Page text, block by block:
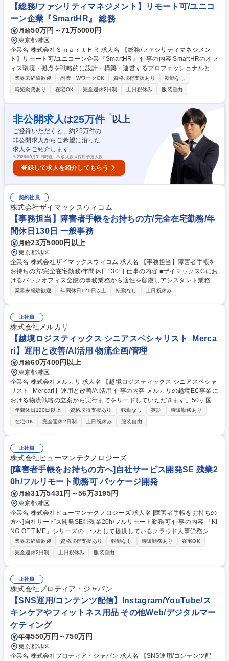
の講師による指導もあり高い合格率を記録。(2025年度は第二新卒の方も
含め、Java Bronze、Silver 100％の合格率) 募集職種 【東京】2027年4月
入社/第二新卒歓迎/未経験からITエンジニアを目指す方必見
【総務/ファシリティマネジメント】リモート可/ユニコ
ーン企業『SmartHR』 総務
月給50万円～71万5000円
東京都港区
企業名 株式会社ＳｍａｒｔＨＲ 求人名 【総務/ファシリティマネジメン
ト】リモート可/ユニコーン企業『SmartHR』 仕事の内容 SmartHRのオフ
ィス環境・拠点を戦略的に設計・構築・運営するプロフェッショナルとし
て、組織の成長に対応したファシリティマネジメントを担当します。経営
をはじめとする社内外の関係者と連携しながら、 下記業務を担っていただ
きます。 ■オフィス戦略・コンセプト設計 ■拠点構築・オフィス環境の整
備や維持 ■ビルオーナー・外部パートナーとの交渉やコスト管理 ■データ
ドリブンなワークプレイス改善 募集職種 【総務/ファシリティマネジメン
ト】リモート可/ユニコーン企業『SmartHR』
業界未経験歓迎 副業・WワークOK 資格取得支援あり
転勤なし
時短勤務あり
在宅OK 完全週休2日制 土日祝休み 服装自由
非公開求人 は25万件 ※以上
ご登録いただくと、約25万件の
非公開求人からご希望に沿った
求人をご紹介します。
※2026年3月31日時点 ※求人数＝採用予定人数
登録して求人を紹介してもらう
契約社員
株式会社ザイマックスウィコム
【事務担当】障害者手帳をお持ちの方/完全在宅勤務/年
間休日130日 一般事務
月給23万5000円以上
東京都港区
企業名 株式会社ザイマックスウィコム 求人名 【事務担当】障害者手帳を
お持ちの方/完全在宅勤務/年間休日130日 仕事の内容 ■ザイマックスGにお
けるバックオフィス全般の事務業務から適性を顧慮しアシスタント業務お
任せします。入社後はオンラインの環境下ですが丁寧に業務を教えますの
・チェック業務 ・書類整理 ・業務サポート など ※スキルやご経験、ご障
害への配慮を考慮して、人事、総務、経理、法務、営業事務などの分野か
ら特定し業務をお任せ致します。 ≪変更の範囲：会社の定める業務≫ 募
集職種 【事務担当】障害者手帳をお持ちの方/完全在宅勤務/年間休日130
日
業界未経験歓迎 年間休日120日以上 転勤なし 土日祝休み
正社員
株式会社メルカリ
【越境ロジスティックス シニアスペシャリスト_Merca
ri】運用と改善/AI活用 物流企画/管理
月給60万400円以上
東京都港区
企業名 株式会社メルカリ 求人名 【越境ロジスティックス シニアスペシャ
リスト_Mercari】運用と改善/AI活用 仕事の内容 メルカリの越境EC事業に
おける物流戦略の立案から実行までをリードしていただきます。50ヶ国展
開を見据え、既存の枠組みに縛られず、AIやデータなどのテクノロジーを
駆使して「世界規模のモノの循環」を支える次世 代サプライチェーンを自
ら設計・構築する役割を担います。 ご経験や専門性に応じて、以下の領域
におけるプロジェクトを主導していただきます。 ■グローバルサプライチ
ェーンの設計とガバナンス構築 ■エンド・ツー・エンドの物流最適化と貿
易実務の高度化 ■テクノロジー・AIを活用したロジスティクス改革 募集職
種 【越境ロジスティックス シニアスペシャリスト_Mercari】運用と改善/
AI活用
年間休日120日以上 資格取得支援あり 転勤なし 英語
時短勤務あり
在宅OK
完全週休2日制 土日祝休み 服装自由
正社員
株式会社ヒューマンテクノロジーズ
[障害者手帳をお持ちの方へ]自社サービス開発SE 残業2
0h/フルリモート勤務可 パッケージ開発
月給31万5431円～56万3195円
東京都港区
企業名 株式会社ヒューマンテクノロジーズ 求人名 [障害者手帳をお持ちの
方へ]自社サービス開発SE◎残業20h/フルリモート勤務可 仕事の内容 「KI
NG OF TIME」シリーズの一つとして提供しているクラウド人事労務シス
テム「KING OF TIME 人事労務」の要求事項から開発要件への落とし込み/
社内調整/開発業務等,上流工程をメインで担当いただきます！ 【詳細】■
当社開発案件の要求事項から開発要件へ落とし込む工程(開発要件の作成
は英語で行います) ■要件に対する開発チームとの調整/Q&A対応 ■機能追
加案件のバックエンド・フロントエンド開発 ■カスタマーサポートからの
技術的な問い合わせへの回答 ■他メンバーが開発した機能のテスト・品質
保証 ■開発要望を分析し,開発仕様を策定 ■開発仕様書の日本語版と英語版
の用意 ■海外エンジニアと協力して開発作業 募集職種 [障害者手帳をお持
ちの方へ]自社サービス開発SE◎残業20h/フルリモート勤務可
業界未経験歓迎 資格取得支援あり 転勤なし 時短勤務あり
在宅OK
完全週休2日制
土日祝休み 服装自由
正社員
株式会社プロティア・ジャパン
【SNS運用/コンテンツ配信】Instagram/YouTube/ス
キンケアやフィットネス用品 その他Web/デジタルマー
ケティング
年俸550万円～750万円
東京都港区
企業名 株式会社プロティア・ジャパン 求人名 【SNS運用/コンテンツ配